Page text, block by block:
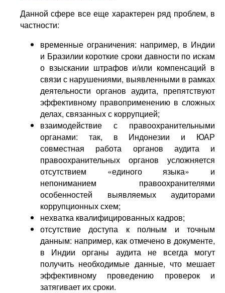
Данной сфере все еще характерен ряд проблем, в
частности:
временные ограничения: например, в Индии
и Бразилии короткие сроки давности по искам
о взыскании штрафов и/или компенсаций в
связи с нарушениями, выявленными в рамках
деятельности органов аудита, препятствуют
эффективному правоприменению в сложных
делах, связанных с коррупцией;
взаимодействие с правоохранительными
органами: так, в Индонезии и ЮАР
совместная работа органов аудита и
правоохранительных органов усложняется
отсутствием «единого языка» и
непониманием правоохранителями
особенностей выявляемых аудиторами
коррупционных схем;
нехватка квалифицированных кадров;
отсутствие доступа к полным и точным
данным: например, как отмечено в документе,
в Индии органы аудита не всегда могут
получить необходимые данные, что мешает
эффективному проведению проверок и
затягивает их сроки.